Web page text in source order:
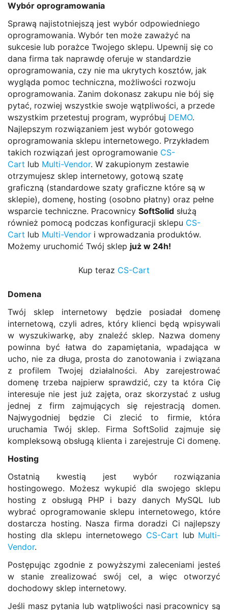
Wybór oprogramowania
Sprawą najistotniejszą jest wybór odpowiedniego
oprogramowania. Wybór ten może zaważyć na
sukcesie lub porażce Twojego sklepu. Upewnij się co
dana firma tak naprawdę oferuje w standardzie
oprogramowania, czy nie ma ukrytych kosztów, jak
wygląda pomoc techniczna, możliwości rozwoju
oprogramowania. Zanim dokonasz zakupu nie bój się
pytać, rozwiej wszystkie swoje wątpliwości, a przede
wszystkim przetestuj program, wypróbuj DEMO.
Najlepszym rozwiązaniem jest wybór gotowego
oprogramowania sklepu internetowego. Przykładem
takich rozwiązań jest oprogramowanie CS-
Cart lub Multi-Vendor. W zakupionym zestawie
otrzymujesz sklep internetowy, gotową szatę
graficzną (standardowe szaty graficzne które są w
sklepie), domenę, hosting (osobno płatny) oraz pełne
wsparcie techniczne. Pracownicy SoftSolid służą
również pomocą podczas konfiguracji sklepu CS-
Cart lub Multi-Vendor i wprowadzania produktów.
Możemy uruchomić Twój sklep już w 24h!
Kup teraz CS-Cart
Domena
Twój sklep internetowy będzie posiadał domenę
internetową, czyli adres, który klienci będą wpisywali
w wyszukiwarkę, aby znaleźć sklep. Nazwa domeny
powinna być łatwa do zapamiętania, wpadająca w
ucho, nie za długa, prosta do zanotowania i związana
z profilem Twojej działalności. Aby zarejestrować
domenę trzeba najpierw sprawdzić, czy ta która Cię
interesuje nie jest już zajęta, oraz skorzystać z usług
jednej z firm zajmujących się rejestracją domen.
Najwygodniej będzie Ci zlecić to firmie, która
uruchamia Twój sklep. Firma SoftSolid zajmuje się
kompleksową obsługą klienta i zarejestruje Ci domenę.
Hosting
Ostatnią kwestią jest wybór rozwiązania
hostingowego. Możesz wykupić dla swojego sklepu
hosting z obsługą PHP i bazy danych MySQL lub
wybrać oprogramowanie sklepu internetowego, które
dostarcza hosting. Nasza firma doradzi Ci najlepszy
hosting dla sklepu internetowego CS-Cart lub Multi-
Vendor.
Postępując zgodnie z powyższymi zaleceniami jesteś
w stanie zrealizować swój cel, a więc otworzyć
dochodowy sklep internetowy.
Jeśli masz pytania lub wątpliwości nasi pracownicy są